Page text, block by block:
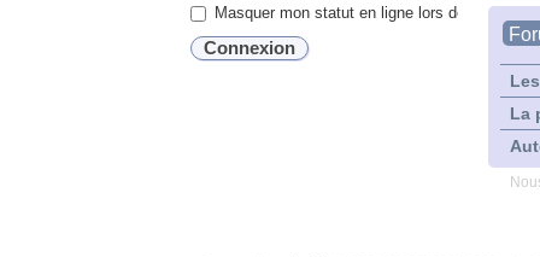
La
Masquer mon statut en ligne lors de cette